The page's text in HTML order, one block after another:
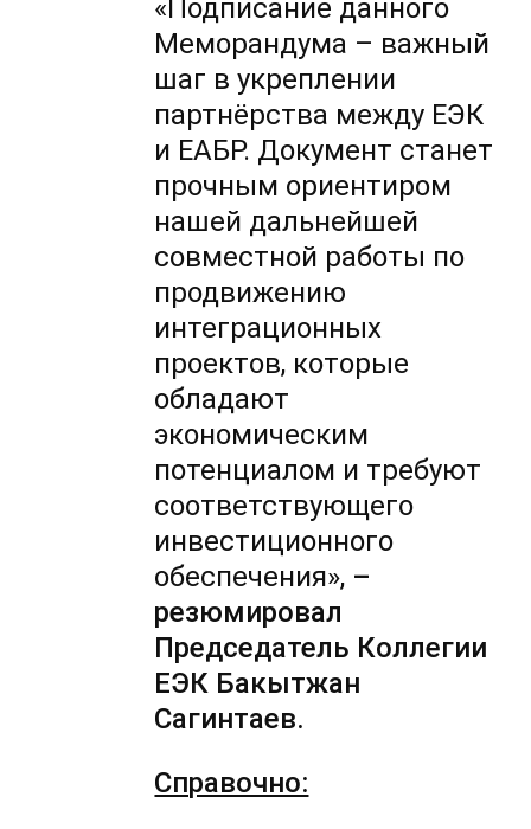
«Подписание данного
Меморандума – важный
шаг в укреплении
партнёрства между ЕЭК
и ЕАБР. Документ станет
прочным ориентиром
нашей дальнейшей
совместной работы по
продвижению
интеграционных
проектов, которые
обладают
экономическим
потенциалом и требуют
соответствующего
инвестиционного
обеспечения», –
резюмировал
Председатель Коллегии
ЕЭК Бакытжан
Сагинтаев.
Справочно: